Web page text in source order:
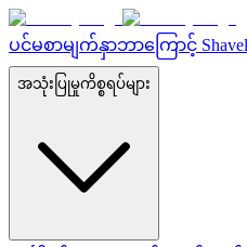
ပင်မစာမျက်နှာဘာကြောင့်
အသုံးပြုမှုကိစ္စရပ်များ